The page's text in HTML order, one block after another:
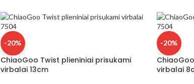
-20%
ChiaoGoo Twist plieniniai prisukami
virbalai 13cm
-20%
virbalai